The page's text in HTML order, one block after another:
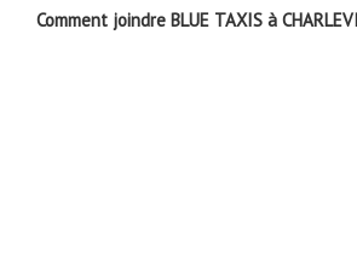
suivant
Comment joindre BLUE TAXIS à